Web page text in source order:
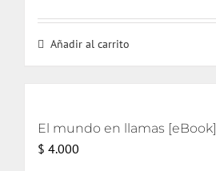
Añadir al carrito
El mundo en llamas [eBook]
$ 4.000